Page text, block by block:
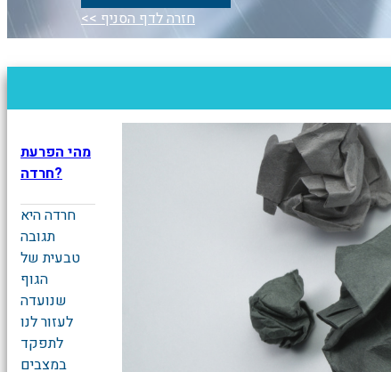
<< חזרה לדף הסניף
מהי הפרעת
חרדה?
חרדה היא
תגובה
טבעית של
הגוף
שנועדה
לעזור לנו
לתפקד
במצבים